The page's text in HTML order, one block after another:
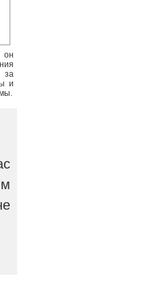
он
за
и